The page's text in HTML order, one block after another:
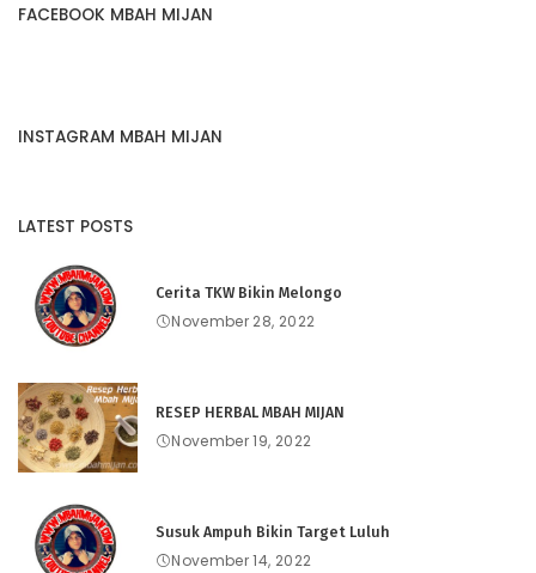
FACEBOOK MBAH MIJAN
INSTAGRAM MBAH MIJAN
LATEST POSTS
Cerita TKW Bikin Melongo
November 28, 2022
RESEP HERBAL MBAH MIJAN
November 19, 2022
Susuk Ampuh Bikin Target Luluh
November 14, 2022